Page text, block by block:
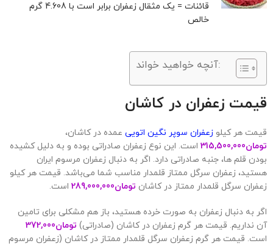
قائنات = یک مثقال زعفران برابر است با 4.608 گرم
خالص
آنچه خواهید خواند:
قیمت زعفران در کاشان
قیمت هر کیلو زعفران سوپر نگین اتویی عمده در کاشان،
تومان315,500,000 است. این نوع زعفران صادراتی بوده و به دلیل کشیده
بودن قلم ها، جنبه صادراتی دارد. اگر به دنبال زعفران مرسوم ایران
هستید، زعفران سرگل ممتاز قلمدار مناسب شما می‌باشد. قیمت هر کیلو
زعفران سرگل قلمدار ممتاز در کاشان تومان289,000,000 است.
اگر به دنبال زعفران به صورت خرده هستید، باز هم مشکلی برای تامین
آن نداریم. قیمت هر گرم زعفران در کاشان (صادراتی) تومان372,000
است. قیمت هر گرم زعفران سرگل قلمدار ممتاز در کاشان (زعفران مرسوم